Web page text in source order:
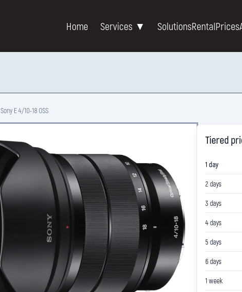
Home Services ▼ SolutionsRentalPrices
Sony E 4/10-18 OSS
Tiered
1 day
2 days
3 days
4 days
5 days
6 days
1 week